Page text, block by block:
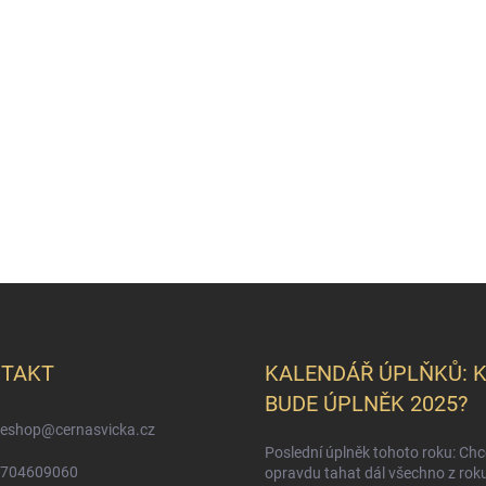
eshop@cernasvicka.cz
704609060
KALENDÁŘ ÚPLŇKŮ:
BUDE ÚPLNĚK 2025?
Poslední úplněk tohoto roku:
opravdu tahat dál všechno z